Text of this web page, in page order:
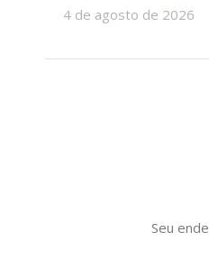
4 de agosto de 2026
Seu